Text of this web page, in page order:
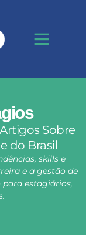
Sobre
do Brasil
skills e
e a gestão de
estagiários,